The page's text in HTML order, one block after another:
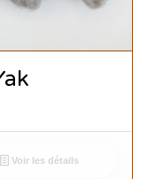
Voir les détails